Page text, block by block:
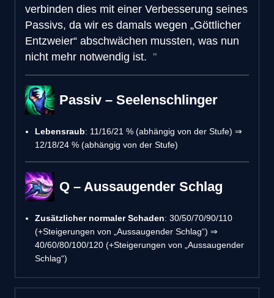
verbinden dies mit einer Verbesserung seines
Passivs, da wir es damals wegen „Göttlicher
Entzweier“ abschwächen mussten, was nun
nicht mehr notwendig ist.
Passiv – Seelenschlinger
Lebensraub: 11/16/21 % (abhängig von der Stufe) ⇒
12/18/24 % (abhängig von der Stufe)
Q – Aussaugender Schlag
Zusätzlicher normaler Schaden: 30/50/70/90/110
(+Steigerungen von „Aussaugender Schlag“) ⇒
40/60/80/100/120 (+Steigerungen von „Aussaugender
Schlag“)